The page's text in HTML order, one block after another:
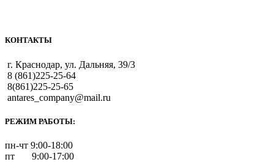
КОНТАКТЫ
г. Краснодар, ул. Дальняя, 39/3
8 (861)225-25-64
8(861)225-25-65
antares_company@mail.ru
РЕЖИМ РАБОТЫ:
пн-чт 9:00-18:00
пт 9:00-17:00